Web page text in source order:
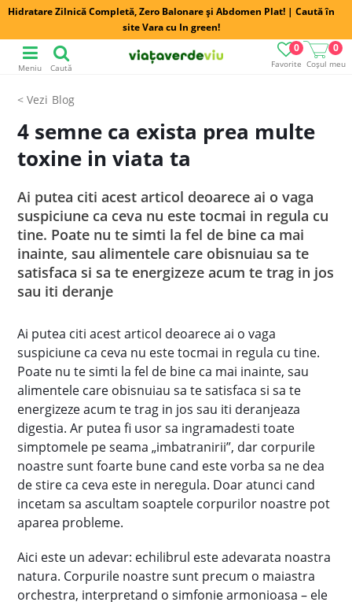
Hidratare Zilnică Completă, Zero Balonare și Abdomen Plat! | Caută în
site Vara cu In green!
Favorite
0
Coșul meu
0
Meniu Caută
Blog
4 semne ca exista prea multe
toxine in viata ta
Ai putea citi acest articol deoarece ai o vaga
suspiciune ca ceva nu este tocmai in regula cu
tine. Poate nu te simti la fel de bine ca mai
inainte, sau alimentele care obisnuiau sa te
satisfaca si sa te energizeze acum te trag in jos
sau iti deranje
Ai putea citi acest articol deoarece ai o vaga
suspiciune ca ceva nu este tocmai in regula cu tine.
Poate nu te simti la fel de bine ca mai inainte, sau
alimentele care obisnuiau sa te satisfaca si sa te
energizeze acum te trag in jos sau iti deranjeaza
digestia. Ar putea fi usor sa ingramadesti toate
simptomele pe seama „imbatranirii”, dar corpurile
noastre sunt foarte bune cand este vorba sa ne dea
de stire ca ceva este in neregula. Doar atunci cand
incetam sa ascultam soaptele corpurilor noastre pot
aparea probleme.
Aici este un adevar: echilibrul este adevarata noastra
natura. Corpurile noastre sunt precum o maiastra
orchestra, interpretand o simfonie armonioasa – ele